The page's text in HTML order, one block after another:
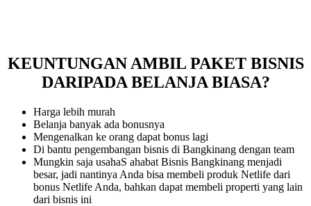
KEUNTUNGAN AMBIL PAKET BISNIS
DARIPADA BELANJA BIASA?
Harga lebih murah
Belanja banyak ada bonusnya
Mengenalkan ke orang dapat bonus lagi
Di bantu pengembangan bisnis di Bangkinang dengan team
Mungkin saja usahaS ahabat Bisnis Bangkinang menjadi
besar, jadi nantinya Anda bisa membeli produk Netlife dari
bonus Netlife Anda, bahkan dapat membeli properti yang lain
dari bisnis ini